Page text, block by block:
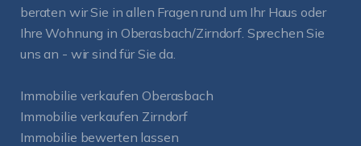
beraten wir Sie in allen Fragen rund um Ihr Haus oder
Ihre Wohnung in Oberasbach/Zirndorf. Sprechen Sie
uns an - wir sind für Sie da.
Immobilie verkaufen Oberasbach
Immobilie verkaufen Zirndorf
Immobilie bewerten lassen